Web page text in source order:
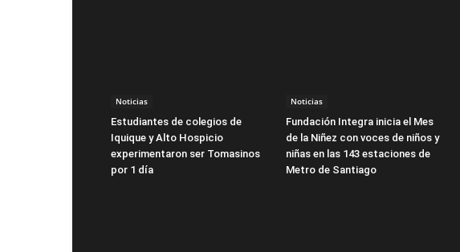
Noticias
Estudiantes de colegios de
Iquique y Alto Hospicio
experimentaron ser Tomasinos
por 1 día
Noticias
Fundación Integra inicia el Mes
de la Niñez con voces de niños y
niñas en las 143 estaciones de
Metro de Santiago